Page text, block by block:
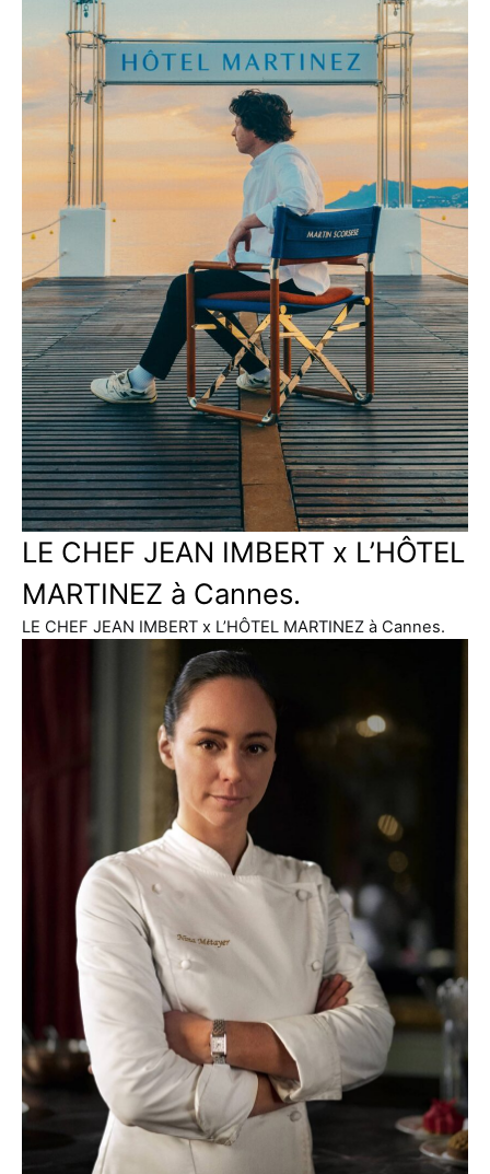
LE CHEF JEAN IMBERT x L’HÔTEL
MARTINEZ à Cannes.
LE CHEF JEAN IMBERT x L’HÔTEL MARTINEZ à Cannes.